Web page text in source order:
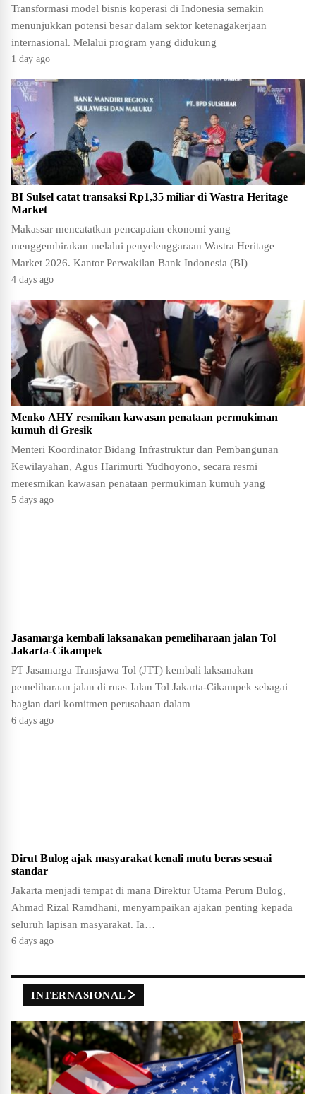
Transformasi model bisnis koperasi di Indonesia semakin
menunjukkan potensi besar dalam sektor ketenagakerjaan
internasional. Melalui program yang didukung
1 day ago
BI Sulsel catat transaksi Rp1,35 miliar di Wastra Heritage
Market
Makassar mencatatkan pencapaian ekonomi yang
menggembirakan melalui penyelenggaraan Wastra Heritage
Market 2026. Kantor Perwakilan Bank Indonesia (BI)
4 days ago
Menko AHY resmikan kawasan penataan permukiman
kumuh di Gresik
Menteri Koordinator Bidang Infrastruktur dan Pembangunan
Kewilayahan, Agus Harimurti Yudhoyono, secara resmi
meresmikan kawasan penataan permukiman kumuh yang
5 days ago
Jasamarga kembali laksanakan pemeliharaan jalan Tol
Jakarta-Cikampek
PT Jasamarga Transjawa Tol (JTT) kembali laksanakan
pemeliharaan jalan di ruas Jalan Tol Jakarta-Cikampek sebagai
bagian dari komitmen perusahaan dalam
6 days ago
Dirut Bulog ajak masyarakat kenali mutu beras sesuai
standar
Jakarta menjadi tempat di mana Direktur Utama Perum Bulog,
Ahmad Rizal Ramdhani, menyampaikan ajakan penting kepada
seluruh lapisan masyarakat. Ia…
6 days ago
INTERNASIONAL